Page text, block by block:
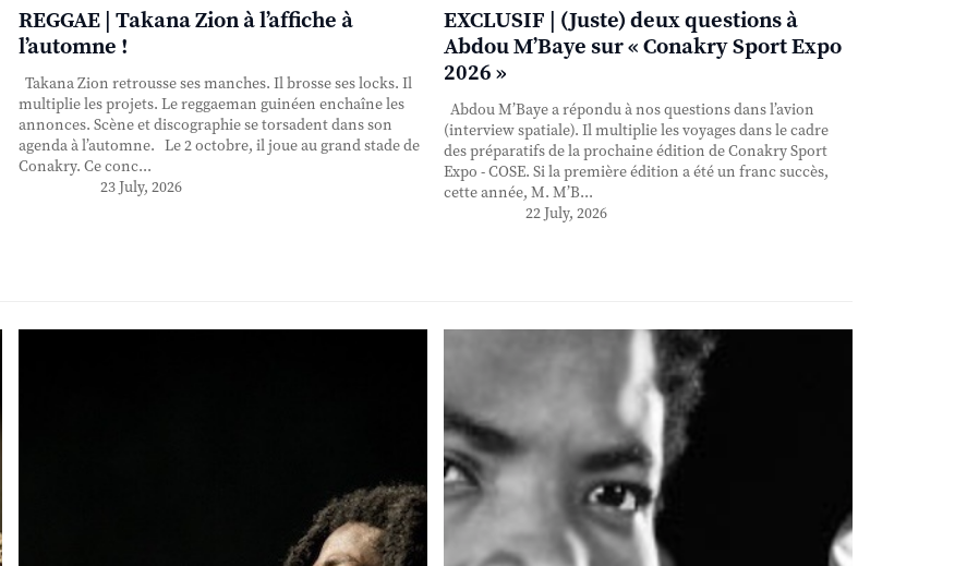
REGGAE | Takana Zion à l’affiche à
l’automne !
Takana Zion retrousse ses manches. Il brosse ses locks. Il
multiplie les projets. Le reggaeman guinéen enchaîne les
annonces. Scène et discographie se torsadent dans son
agenda à l’automne. Le 2 octobre, il joue au grand stade de
Conakry. Ce conc...
23 July, 2026
EXCLUSIF | (Juste) deux questions à
Abdou M’Baye sur « Conakry Sport Expo
2026 »
Abdou M’Baye a répondu à nos questions dans l’avion
(interview spatiale). Il multiplie les voyages dans le cadre
des préparatifs de la prochaine édition de Conakry Sport
Expo - COSE. Si la première édition a été un franc succès,
cette année, M. M’B...
22 July, 2026